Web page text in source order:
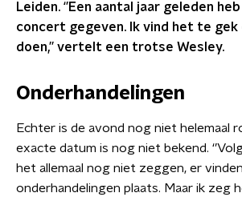
Leiden. ‘’Een aantal jaar geleden
concert gegeven. Ik vind het te gek
doen,’’ vertelt een trotse Wesley.
Onderhandelingen
Echter is de avond nog niet helemaal
exacte datum is nog niet bekend.
het allemaal nog niet zeggen, er
onderhandelingen plaats. Maar ik zeg